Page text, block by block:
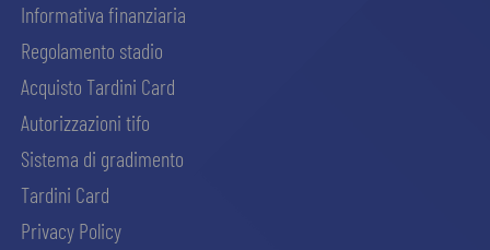
Informativa finanziaria
Regolamento stadio
Acquisto Tardini Card
Autorizzazioni tifo
Sistema di gradimento
Tardini Card
Privacy Policy